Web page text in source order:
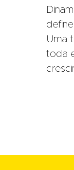
Uma
toda